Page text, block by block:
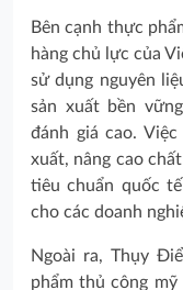
Bên cạnh thực
hàng chủ lực của
sử dụng nguyên
sản xuất bền
đánh giá cao.
xuất, nâng cao
tiêu chuẩn quốc
cho các doanh
Ngoài ra, Thụy
phẩm thủ công mỹ